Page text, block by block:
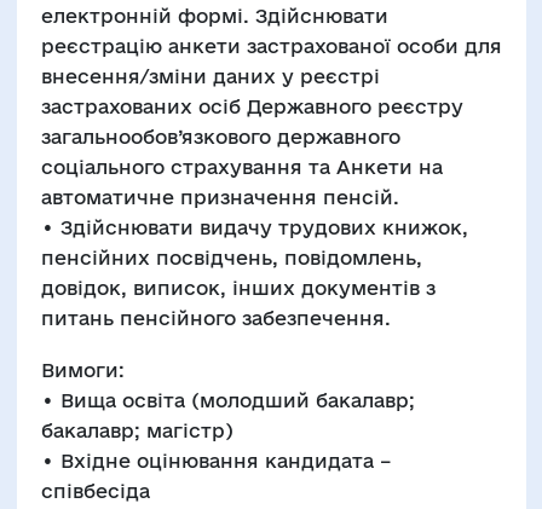
електронній формі. Здійснювати
реєстрацію анкети застрахованої особи для
внесення/зміни даних у реєстрі
застрахованих осіб Державного реєстру
загальнообов’язкового державного
соціального страхування та Анкети на
автоматичне призначення пенсій.
• Здійснювати видачу трудових книжок,
пенсійних посвідчень, повідомлень,
довідок, виписок, інших документів з
питань пенсійного забезпечення.
Вимоги:
• Вища освіта (молодший бакалавр;
бакалавр; магістр)
• Вхідне оцінювання кандидата –
співбесіда